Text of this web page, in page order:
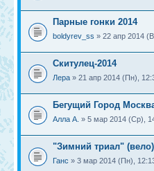
Парные гонки 2014
boldyrev_ss » 22 апр 2014
Скитулец-2014
Лера » 21 апр 2014 (Пн),
Бегущий Город
Алла А. » 5 мар 2014 (Ср),
"Зимний триал" (вело)
Ганс » 3 мар 2014 (Пн),